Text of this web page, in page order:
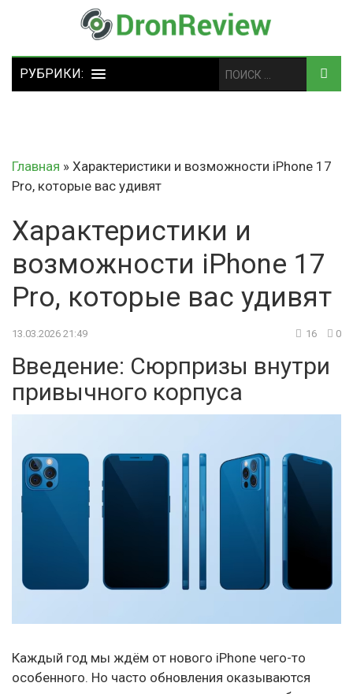
Главная » Характеристики и возможности iPhone 17
Pro, которые вас удивят
Характеристики и
возможности iPhone 17
Pro, которые вас удивят
13.03.2026 21:49 16 0
Введение: Сюрпризы внутри
привычного корпуса
Каждый год мы ждём от нового iPhone чего-то
особенного. Но часто обновления оказываются